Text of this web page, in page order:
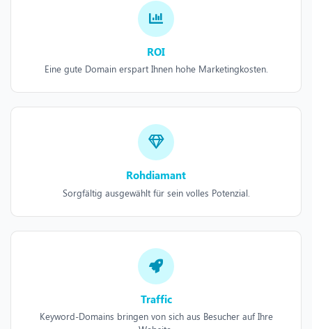
ROI
Eine gute Domain erspart Ihnen hohe Marketingkosten.
Rohdiamant
Sorgfältig ausgewählt für sein volles Potenzial.
Traffic
Keyword-Domains bringen von sich aus Besucher auf Ihre